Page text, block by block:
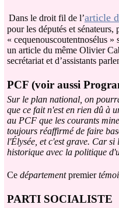
Dans le droit fil de l’article
pour les députés et
« cequenouscoutentnosélus
un article du même Olivier
secrétariat et d’assistants
PCF (voir aussi
Sur le plan national, on
que ce fait n'est en rien dû à
au PCF que les courants
toujours réaffirmé de faire
l'Élysée, et c'est grave. Car
historique avec la politique
Ce départementpremier
PARTI SOCIALISTE